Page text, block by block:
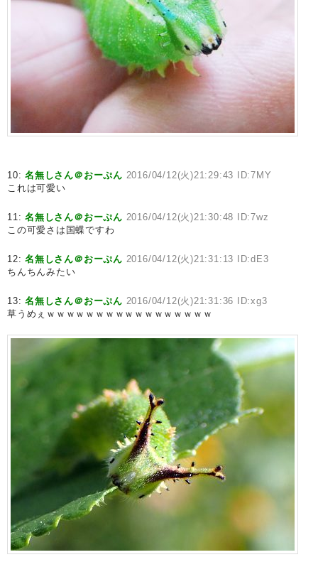
10:名無しさん＠おーぷん 2016/04/12(火)21:29:43 ID:7MY
これは可愛い
11:名無しさん＠おーぷん 2016/04/12(火)21:30:48 ID:7wz
この可愛さは国蝶ですわ
12:名無しさん＠おーぷん 2016/04/12(火)21:31:13 ID:dE3
ちんちんみたい
13:名無しさん＠おーぷん 2016/04/12(火)21:31:36 ID:xg3
草うめぇｗｗｗｗｗｗｗｗｗｗｗｗｗｗｗｗｗ